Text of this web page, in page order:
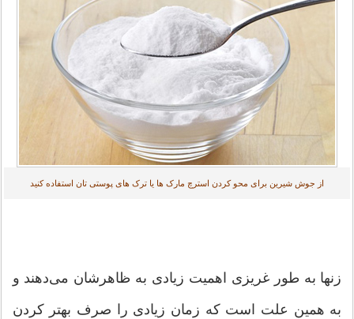
از جوش شیرین برای محو کردن استرچ مارک ها یا ترک های پوستی تان استفاده کنید
زنها به طور غریزی اهمیت زیادی به ظاهرشان می‌دهند و
به همین علت است که زمان زیادی را صرف بهتر کردن